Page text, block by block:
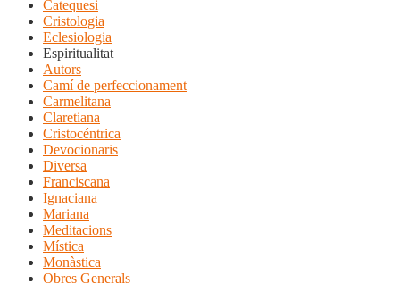
Catequesi
Cristologia
Eclesiologia
Espiritualitat
Autors
Camí de perfeccionament
Carmelitana
Claretiana
Cristocéntrica
Devocionaris
Diversa
Franciscana
Ignaciana
Mariana
Meditacions
Mística
Monàstica
Obres Generals